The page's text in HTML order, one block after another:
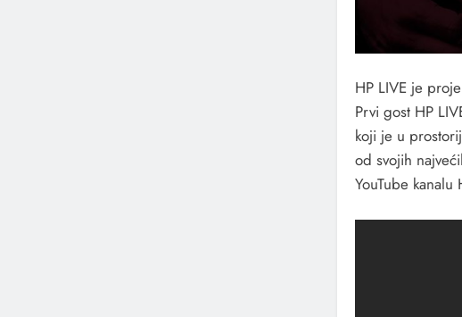
HP LIVE je
Prvi gost HP
koji je u
od svojih
YouTube